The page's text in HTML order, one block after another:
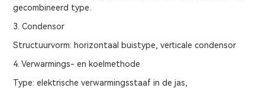
gecombineerd type.
3. Condensor
Structuurvorm: horizontaal buistype, verticale condensor
4. Verwarmings- en koelmethode
Type: elektrische verwarmingsstaaf in de jas,